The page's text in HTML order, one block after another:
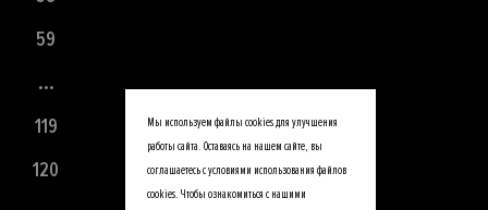
59
...
119
120
Мы используем файлы cookies для улучшения
работы сайта. Оставаясь на нашем сайте, вы
соглашаетесь с условиями использования файлов
cookies. Чтобы ознакомиться с нашими